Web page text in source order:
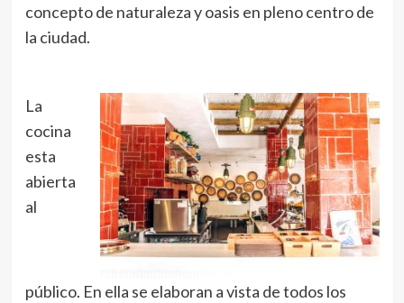
concepto de naturaleza y oasis en pleno centro de
la ciudad.
La
cocina
esta
abierta
al
público. En ella se elaboran a vista de todos los